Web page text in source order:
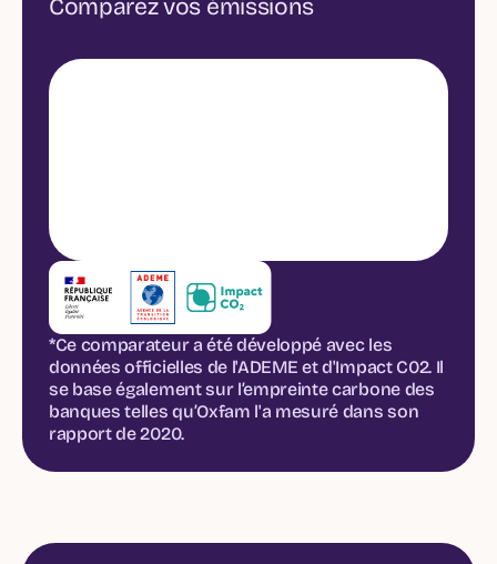
Comparez vos émissions
*Ce comparateur a été développé avec les
données officielles de l'ADEME et d'Impact C02. Il
se base également sur l’empreinte carbone des
banques telles qu’Oxfam l'a mesuré dans son
rapport de 2020.